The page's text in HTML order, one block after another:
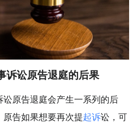
诉讼原告退庭的后果
讼原告退庭会产生一系列的后
告如果想要再次提起诉讼，可